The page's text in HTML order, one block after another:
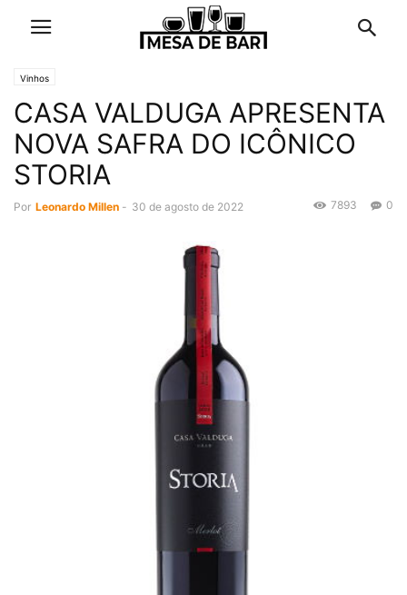
Vinhos
CASA VALDUGA APRESENTA
NOVA SAFRA DO ICÔNICO
STORIA
Por Leonardo Millen - 30 de agosto de 2022 0
7893